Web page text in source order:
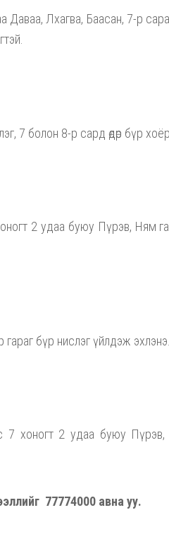
Даваа, Лхагва, Баасан, 7-р
7 болон 8-р сард өдөр бүр
2 удаа буюу Пүрэв, Ням
бүр нислэг үйлдэж эхлэнэ.
7 хоногт 2 удаа буюу
77774000 авна уу.